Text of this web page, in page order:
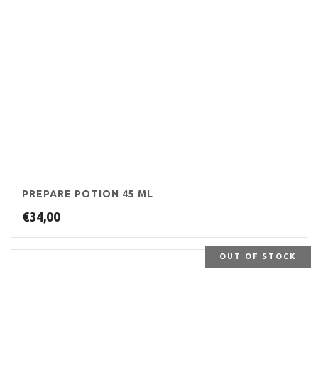
PREPARE POTION 45 ML
€34,00
OUT OF STOCK